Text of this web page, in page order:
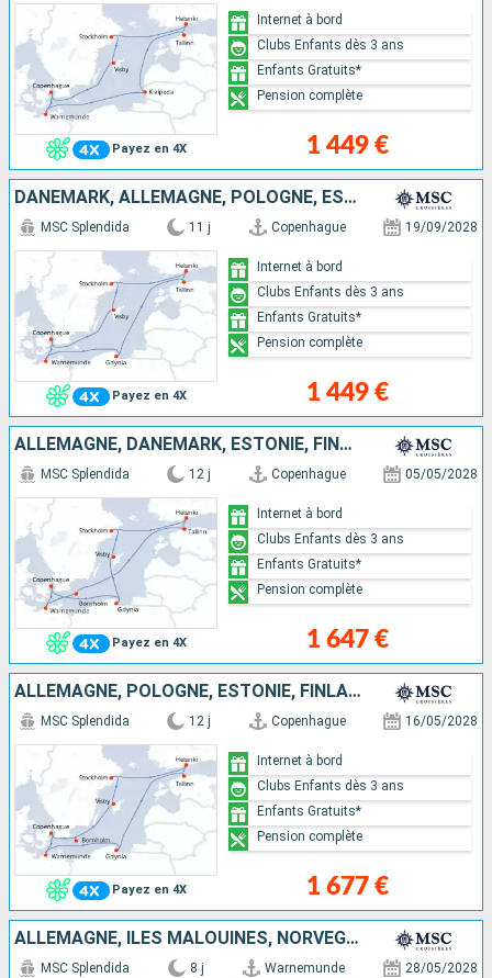
Payez en 4X 1 449 €
Internet à bord
Clubs Enfants dès 3 ans
Enfants Gratuits*
Pension complète
DANEMARK, ALLEMAGNE, POLOGNE, ESTONIE, FINLANDE, SUÈDE
Payez en 4X
MSC Splendida 11 j Copenhague 19/09/2028
1 449 €
Internet à bord
Clubs Enfants dès 3 ans
Enfants Gratuits*
Pension complète
ALLEMAGNE, DANEMARK, ESTONIE, FINLANDE, SUÈDE, POLOGNE
Payez en 4X
MSC Splendida 12 j Copenhague 05/05/2028
1 647 €
Internet à bord
Clubs Enfants dès 3 ans
Enfants Gratuits*
Pension complète
ALLEMAGNE, POLOGNE, ESTONIE, FINLANDE, SUÈDE, DANEMARK
Payez en 4X
MSC Splendida 12 j Copenhague 16/05/2028
1 677 €
Internet à bord
Clubs Enfants dès 3 ans
Enfants Gratuits*
Pension complète
ALLEMAGNE, ÎLES MALOUINES, NORVÈGE, DANEMARK
MSC Splendida 8 j Warnemunde 28/05/2028